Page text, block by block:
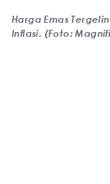
Harga Emas
Inflasi. (Foto: